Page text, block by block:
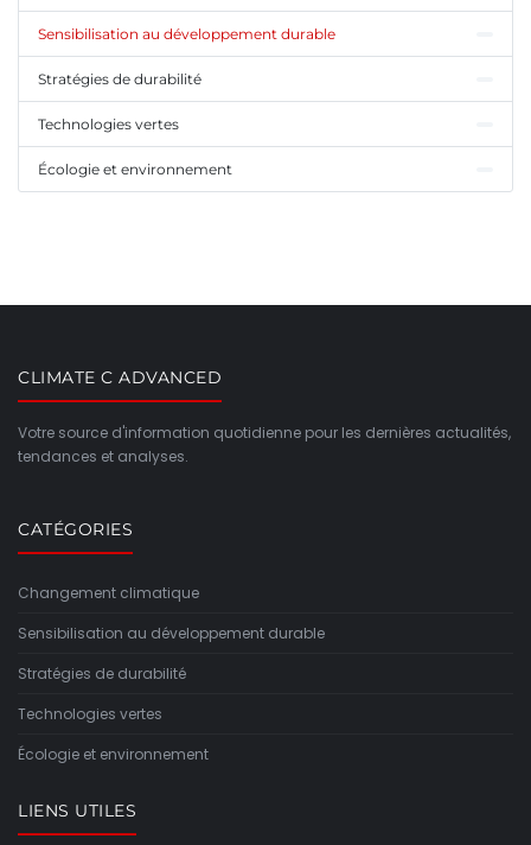
Sensibilisation au développement durable
Stratégies de durabilité
Technologies vertes
Écologie et environnement
CLIMATE C ADVANCED
Votre source d'information quotidienne pour les dernières actualités,
tendances et analyses.
CATÉGORIES
Changement climatique
Sensibilisation au développement durable
Stratégies de durabilité
Technologies vertes
Écologie et environnement
LIENS UTILES